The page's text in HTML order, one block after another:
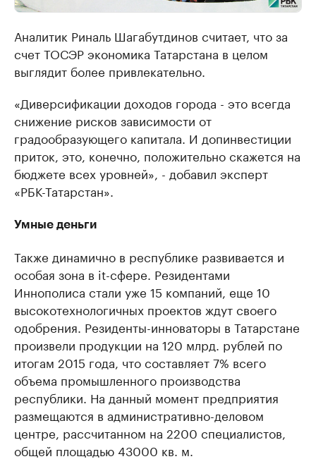
Аналитик Риналь Шагабутдинов считает, что за
счет ТОСЭР экономика Татарстана в целом
выглядит более привлекательно.
«Диверсификации доходов города - это всегда
снижение рисков зависимости от
градообразующего капитала. И допинвестиции
приток, это, конечно, положительно скажется на
бюджете всех уровней», - добавил эксперт
«РБК-Татарстан».
Умные деньги
Также динамично в республике развивается и
особая зона в it-сфере. Резидентами
Иннополиса стали уже 15 компаний, еще 10
высокотехнологичных проектов ждут своего
одобрения. Резиденты-инноваторы в Татарстане
произвели продукции на 120 млрд. рублей по
итогам 2015 года, что составляет 7% всего
объема промышленного производства
республики. На данный момент предприятия
размещаются в административно-деловом
центре, рассчитанном на 2200 специалистов,
общей площадью 43000 кв. м.